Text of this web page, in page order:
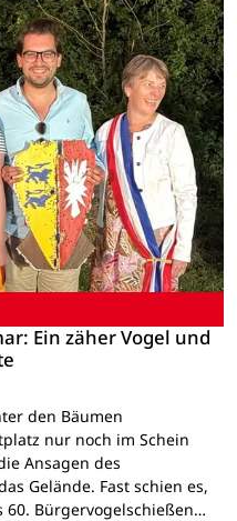
Ein zäher Vogel und
den Bäumen
nur noch im Schein
Ansagen des
Gelände. Fast schien es,
60. Bürgervogelschießen…